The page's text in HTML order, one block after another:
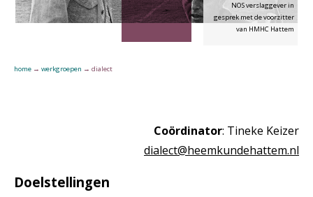
CONTACT
NOS verslaggever in
gesprek met de voorzitter
van HMHC Hattem
home → werkgroepen → dialect
Coördinator: Tineke Keizer
dialect@heemkundehattem.nl
Doelstellingen